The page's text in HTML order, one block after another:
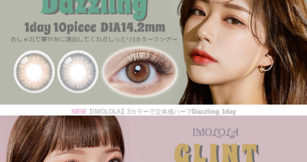
NEW 【IMOLOLA】3カラーで立体感ハーフ Dazzling 1day